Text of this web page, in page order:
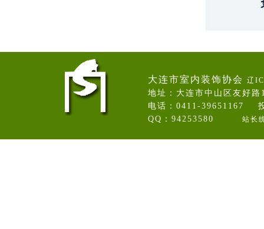
大连市室内装饰协会 辽
地址：大连市中山区友好
电话：0411-39651167
QQ：94253580 站长